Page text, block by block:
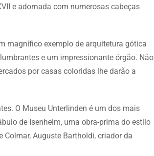
e adornada com numerosas cabeças
magnífico exemplo de arquitetura gótica
e um impressionante órgão. Não
por casas coloridas lhe darão a
O Museu Unterlinden é um dos mais
de Isenheim, uma obra-prima do estilo
Auguste Bartholdi, criador da